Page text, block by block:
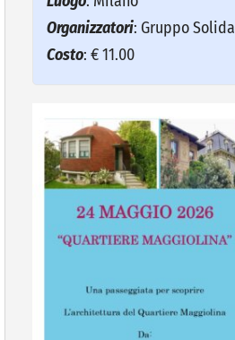
COMUNICAZIONE
Organizzatori: Gruppo
Costo: € 11.00